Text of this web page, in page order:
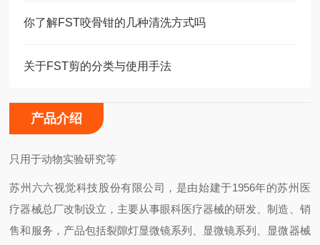
你了解FST咬骨钳的几种清洗方式吗
关于FST剪的分类与使用手法
产品介绍
只用于动物实验研究等
苏州六六视觉科技股份有限公司，是由始建于1956年的苏州医
疗器械总厂改制设立，主要从事眼科医疗器械的研发、制造、销
售和服务，产品包括裂隙灯显微镜系列、显微镜系列、显微器械